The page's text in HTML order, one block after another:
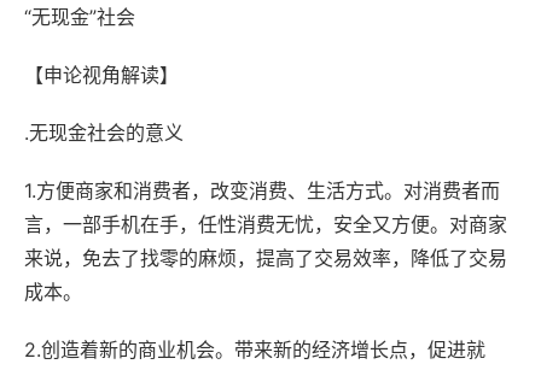
“无现金”社会
【申论视角解读】
.无现金社会的意义
1.方便商家和消费者，改变消费、生活方式。对消费者而
言，一部手机在手，任性消费无忧，安全又方便。对商家
来说，免去了找零的麻烦，提高了交易效率，降低了交易
成本。
2.创造着新的商业机会。带来新的经济增长点，促进就